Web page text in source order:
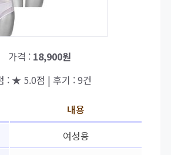
가격 : 18,900원
: ★ 5.0점 | 후기 : 9건
내용
여성용